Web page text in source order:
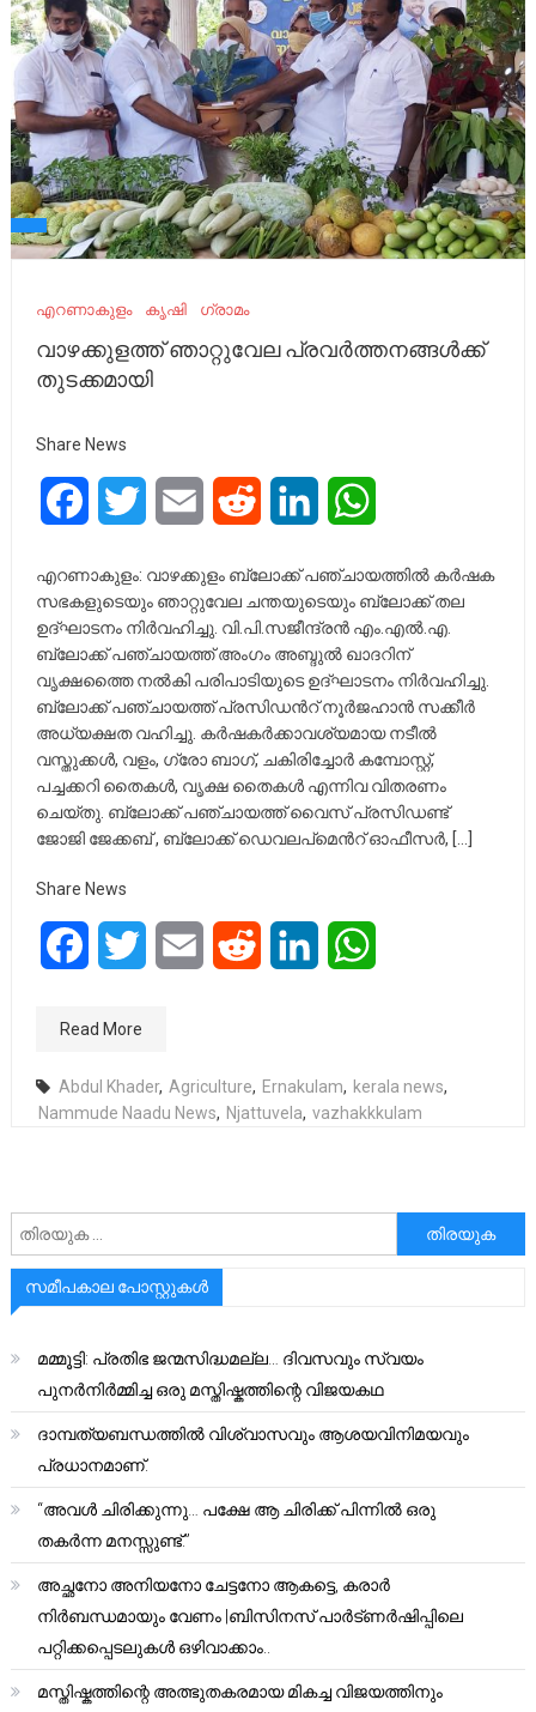
എറണാകുളം കൃഷി ഗ്രാമം
വാഴക്കുളത്ത് ഞാറ്റുവേല പ്രവർത്തനങ്ങൾക്ക്
തുടക്കമായി
Share News
FacebookTwitter Email Reddit LinkedIn
എറണാകുളം: വാഴക്കുളം ബ്ലോക്ക് പഞ്ചായത്തിൽ കർഷക
സഭകളുടെയും ഞാറ്റുവേല ചന്തയുടെയും ബ്ലോക്ക് തല
ഉദ്ഘാടനം നിർവഹിച്ചു. വി.പി.സജീന്ദ്രൻ എം.എൽ.എ.
ബ്ലോക്ക് പഞ്ചായത്ത് അംഗം അബ്ദുൽ ഖാദറിന്
വൃക്ഷത്തൈ നൽകി പരിപാടിയുടെ ഉദ്ഘാടനം നിർവഹിച്ചു.
ബ്ലോക്ക് പഞ്ചായത്ത് പ്രസിഡൻറ് നൂർജഹാൻ സക്കീർ
അധ്യക്ഷത വഹിച്ചു. കർഷകർക്കാവശ്യമായ നടീൽ
വസ്തുക്കൾ, വളം, ഗ്രോ ബാഗ്, ചകിരിച്ചോർ കമ്പോസ്റ്റ്,
പച്ചക്കറി തൈകൾ, വൃക്ഷ തൈകൾ എന്നിവ വിതരണം
ചെയ്തു. ബ്ലോക്ക് പഞ്ചായത്ത് വൈസ് പ്രസിഡണ്ട്
ജോജി ജേക്കബ് , ബ്ലോക്ക് ഡെവലപ്മെൻറ് ഓഫീസർ, […]
Share News
FacebookTwitter Email Reddit LinkedIn
Read More
Abdul Khader, Agriculture, Ernakulam, kerala news,
Nammude Naadu News, Njattuvela, vazhakkkulam
അനേഷിക്കുക
സമീപകാല പോസ്റ്റുകൾ
മമ്മൂട്ടി: പ്രതിഭ ജന്മസിദ്ധമല്ല… ദിവസവും സ്വയം
പുനർനിർമ്മിച്ച ഒരു മസ്തിഷ്കത്തിന്റെ വിജയകഥ
ദാമ്പത്യബന്ധത്തിൽ വിശ്വാസവും ആശയവിനിമയവും
പ്രധാനമാണ്.
“അവൾ ചിരിക്കുന്നു… പക്ഷേ ആ ചിരിക്ക് പിന്നിൽ ഒരു
തകർന്ന മനസ്സുണ്ട്.”
അച്ഛനോ അനിയനോ ചേട്ടനോ ആകട്ടെ, കരാർ
നിർബന്ധമായും വേണം |ബിസിനസ് പാർട്ണർഷിപ്പിലെ
പറ്റിക്കപ്പെടലുകൾ ഒഴിവാക്കാം..
മസ്തിഷ്കത്തിന്റെ അത്ഭുതകരമായ മികച്ച വിജയത്തിനും